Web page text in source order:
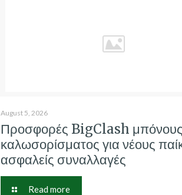
August 5, 2026
Προσφορές BigClash μπόνους
καλωσορίσματος για νέους
ασφαλείς συναλλαγές
Read more